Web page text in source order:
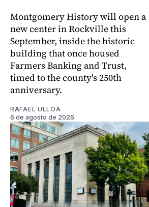
Montgomery History will open a
new center in Rockville this
September, inside the historic
building that once housed
Farmers Banking and Trust,
timed to the county's 250th
anniversary.
RAFAEL ULLOA
6 de agosto de 2026